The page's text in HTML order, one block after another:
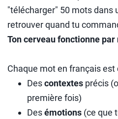
"télécharger" 50 mots dans
retrouver quand tu
Ton cerveau fonctionne
Chaque mot en français est
Descontextes précis
première fois)
Desémotions (ce que